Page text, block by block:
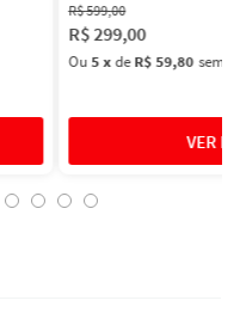
R$599,00
R$299,00
Ou5xdeR$ 59,80 sem